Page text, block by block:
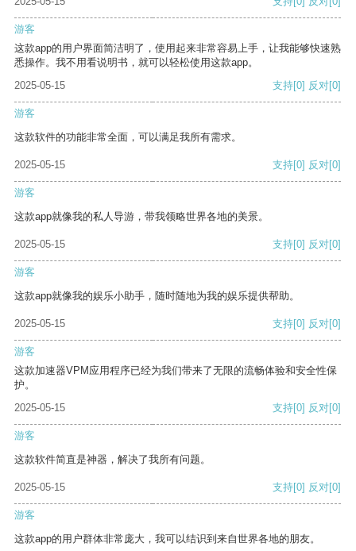
游客
这款app的用户界面简洁明了，使用起来非常容易上手，让我能够快速熟
悉操作。我不用看说明书，就可以轻松使用这款app。
2025-05-15
支持[0] 反对[0]
游客
这款软件的功能非常全面，可以满足我所有需求。
2025-05-15 支持[0] 反对[0]
游客
这款app就像我的私人导游，带我领略世界各地的美景。
2025-05-15 支持[0] 反对[0]
游客
这款app就像我的娱乐小助手，随时随地为我的娱乐提供帮助。
2025-05-15 支持[0] 反对[0]
游客
这款加速器VPM应用程序已经为我们带来了无限的流畅体验和安全性保
护。
2025-05-15
支持[0] 反对[0]
游客
这款软件简直是神器，解决了我所有问题。
2025-05-15 支持[0] 反对[0]
游客
这款app的用户群体非常庞大，我可以结识到来自世界各地的朋友。